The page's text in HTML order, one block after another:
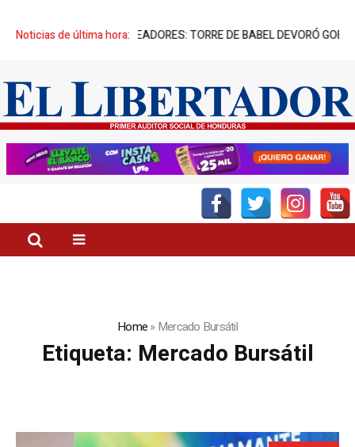
Noticias de última hora:
DE SUS CREADORES: TORRE DE BABEL DEVORÓ GOBIERNO
Home»Mercado Bursátil
Etiqueta: Mercado Bursátil